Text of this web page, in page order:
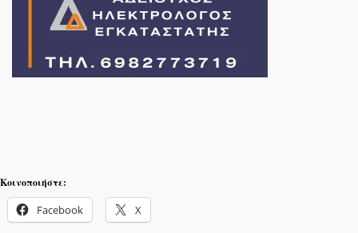
Κοινοποιήστε:
Facebook X